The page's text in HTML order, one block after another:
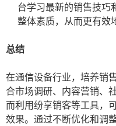
台学习最新的销售技巧
整体素质，从而更有效
总结
在通信设备行业，培养销
合市场调研、内容营销、
而利用纷享销客等工具，
效果。通过不断优化和调